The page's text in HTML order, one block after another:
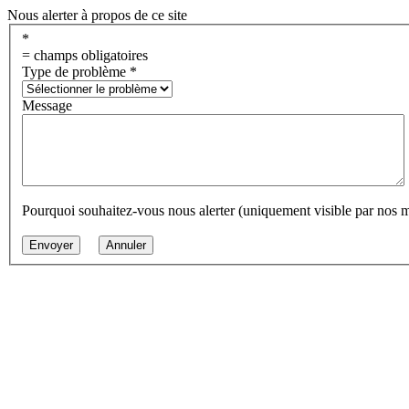
Nous alerter à propos de ce site
*
= champs obligatoires
Type de problème *
Message
Pourquoi souhaitez-vous nous alerter (uniquement visible par nos